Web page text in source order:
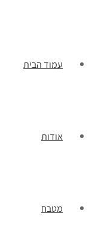
עמוד הבית
אודות
מטבח